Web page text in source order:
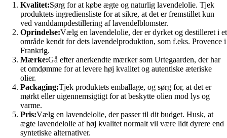
Kvalitet:Sørg for at købe ægte og naturlig lavendelolie. Tjek
produktets ingrediensliste for at sikre, at det er fremstillet kun
ved vanddampdestillering af lavendelblomster.
Oprindelse:Vælg en lavendelolie, der er dyrket og destilleret i et
område kendt for dets lavendelproduktion, som f.eks. Provence i
Frankrig.
Mærke:Gå efter anerkendte mærker som Urtegaarden, der har
et omdømme for at levere høj kvalitet og autentiske æteriske
olier.
Packaging:Tjek produktets emballage, og sørg for, at det er
mørkt eller uigennemsigtigt for at beskytte olien mod lys og
varme.
Pris:Vælg en lavendelolie, der passer til dit budget. Husk, at
ægte lavendelolie af høj kvalitet normalt vil være lidt dyrere end
syntetiske alternativer.